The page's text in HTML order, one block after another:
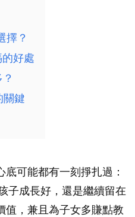
擇？
好處
關鍵
可能都有一刻掙扎過：
子成長好，還是繼續留在
值，兼且為子女多賺點教